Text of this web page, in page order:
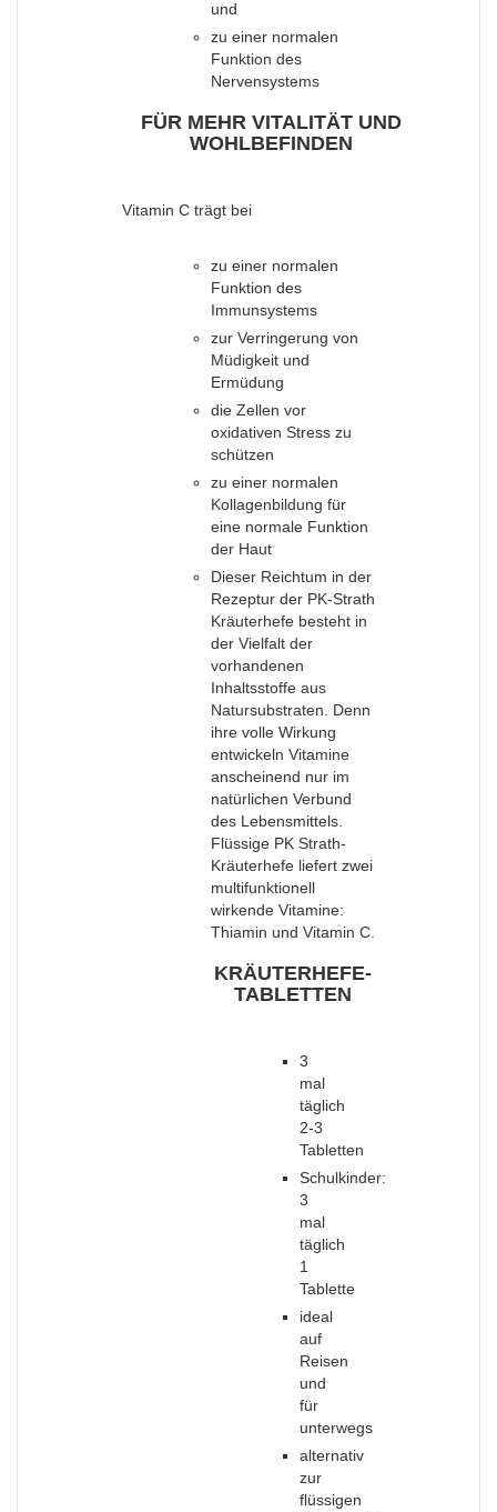
und
zu einer normalen
Funktion des
Nervensystems
FÜR MEHR VITALITÄT UND
WOHLBEFINDEN
Vitamin C trägt bei
zu einer normalen
Funktion des
Immunsystems
zur Verringerung von
Müdigkeit und
Ermüdung
die Zellen vor
oxidativen Stress zu
schützen
zu einer normalen
Kollagenbildung für
eine normale Funktion
der Haut
Dieser Reichtum in der
Rezeptur der PK-Strath
Kräuterhefe besteht in
der Vielfalt der
vorhandenen
Inhaltsstoffe aus
Natursubstraten. Denn
ihre volle Wirkung
entwickeln Vitamine
anscheinend nur im
natürlichen Verbund
des Lebensmittels.
Flüssige PK Strath-
Kräuterhefe liefert zwei
multifunktionell
wirkende Vitamine:
Thiamin und Vitamin C.
KRÄUTERHEFE-
TABLETTEN
3
mal
täglich
2-3
Tabletten
Schulkinder:
3
mal
täglich
1
Tablette
ideal
auf
Reisen
und
für
unterwegs
alternativ
zur
flüssigen